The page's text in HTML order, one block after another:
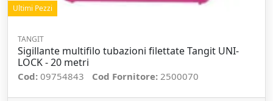
Ultimi Pezzi
TANGIT
Sigillante multifilo tubazioni filettate Tangit UNI-
LOCK - 20 metri
Cod: 09754843 Cod Fornitore: 2500070